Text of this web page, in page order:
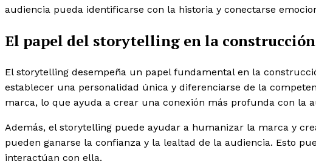
audiencia pueda identificarse con la historia y conectarse
El papel del storytelling en la
El storytelling desempeña un papel fundamental en la
establecer una personalidad única y diferenciarse de la
marca, lo que ayuda a crear una conexión más profunda con la
Además, el storytelling puede ayudar a humanizar la marca y
pueden ganarse la confianza y la lealtad de la audiencia. Esto
interactúan con ella.